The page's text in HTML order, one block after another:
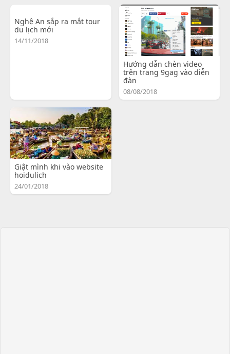
Nghệ An sắp ra mắt tour
du lịch mới
14/11/2018
Hướng dẫn chèn video
trên trang 9gag vào diễn
đàn
08/08/2018
Giật mình khi vào website
hoidulich
24/01/2018